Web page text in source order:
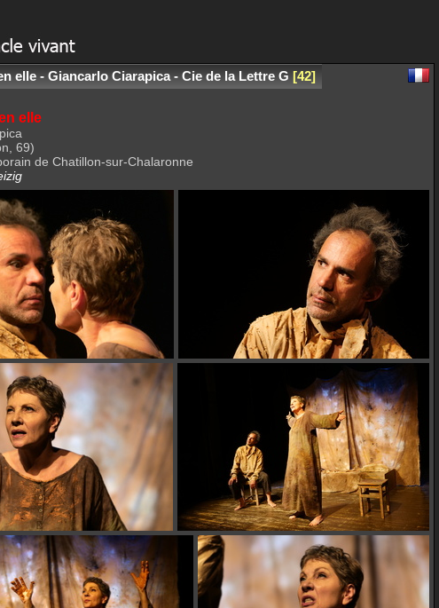
elle - Giancarlo Ciarapica - Cie de la Lettre G 42
elle
69)
de Chatillon-sur-Chalaronne